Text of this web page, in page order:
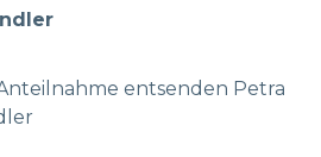
entsenden Petra